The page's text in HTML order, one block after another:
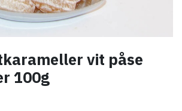
vit påse
100g